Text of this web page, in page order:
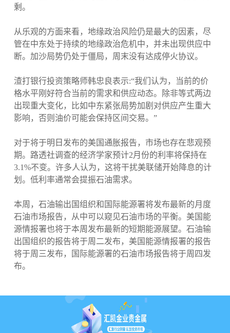
剩。
从乐观的方面来看，地缘政治风险仍是最大的因素，尽
管在中东处于持续的地缘政治危机中，并未出现供应中
断。加沙局势仍处于僵局，周末没有达成停火协议。
渣打银行投资策略师韩忠良表示:“我们认为，当前的价
格水平刚好符合当前的需求和供应动态。除非等式两边
出现重大变化，比如中东紧张局势加剧对供应产生重大
影响，否则油价可能会保持区间交易。”
对于将于明日发布的美国通胀报告，市场也存在悲观预
期。路透社调查的经济学家预计2月份的利率将保持在
3.1%不变。许多人认为，这将干扰美联储开始降息的计
划。低利率通常会提振石油需求。
本周，石油输出国组织和国际能源署将发布最新的月度
石油市场报告，从中可以窥见石油市场的平衡。美国能
源情报署也将于本周发布最新的短期能源展望。石油输
出国组织的报告将于周二发布，美国能源情报署的报告
将于周三发布，国际能源署的石油市场报告将于周四发
布。